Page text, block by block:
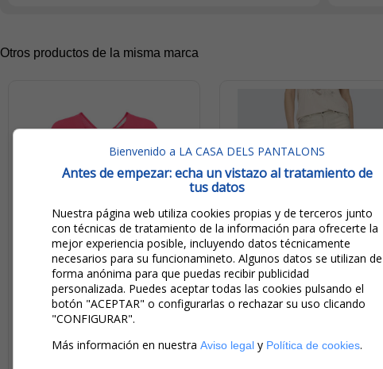
Otros productos de la misma marca
19,99€
11,99€
Ahorro:8,00€ (40%)
44,99€
Ahorro: 18,00€ ( 40%)
Bienvenido a LA CASA DELS PANTALONS
Antes de empezar: echa un vistazo al tratamiento de
tus datos
Nuestra página web utiliza cookies propias y de terceros junto
con técnicas de tratamiento de la información para ofrecerte la
mejor experiencia posible, incluyendo datos técnicamente
necesarios para su funcionamineto. Algunos datos se utilizan de
forma anónima para que puedas recibir publicidad
personalizada. Puedes aceptar todas las cookies pulsando el
botón "ACEPTAR" o configurarlas o rechazar su uso clicando
"CONFIGURAR".
Más información en nuestra Aviso legal y Política de cookies.